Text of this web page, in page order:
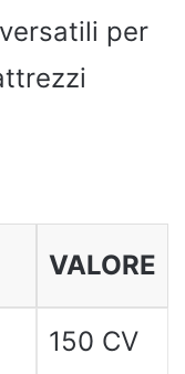
per
VALORE
150 CV